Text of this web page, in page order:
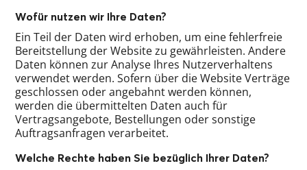
Wofür nutzen wir Ihre Daten?
Ein Teil der Daten wird erhoben, um eine fehlerfreie
Bereitstellung der Website zu gewährleisten. Andere
Daten können zur Analyse Ihres Nutzerverhaltens
verwendet werden. Sofern über die Website Verträge
geschlossen oder angebahnt werden können,
werden die übermittelten Daten auch für
Vertragsangebote, Bestellungen oder sonstige
Auftragsanfragen verarbeitet.
Welche Rechte haben Sie bezüglich Ihrer Daten?